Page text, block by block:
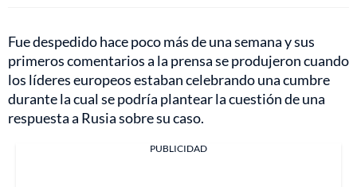
Fue despedido hace poco más de una semana y sus
primeros comentarios a la prensa se produjeron cuando
los líderes europeos estaban celebrando una cumbre
durante la cual se podría plantear la cuestión de una
respuesta a Rusia sobre su caso.
PUBLICIDAD